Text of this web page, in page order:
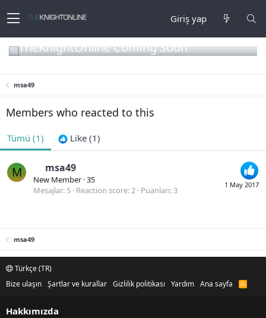
Giriş yap
TheKnightOnline Coming Soon
msa49
Members who reacted to this
Tümü (1) Like (1)
M
1 May 2017
msa49
New Member ·35
Mesajlar 5 Reaction score 2 Puanları 3
msa49
Türkçe (TR)
Bize ulaşın Şartlar ve kurallar Gizlilik politikası Yardım Ana sayfa
R
Hakkımızda